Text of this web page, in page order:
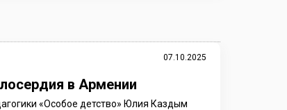
07.10.2025
в Армении
«Особое детство» Юлия Каздым